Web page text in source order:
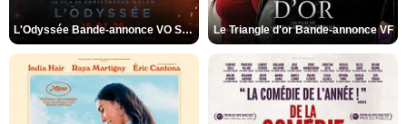
L'Odyssée Bande-annonce VO STFR Le Triangle d'or Bande-annonce VF